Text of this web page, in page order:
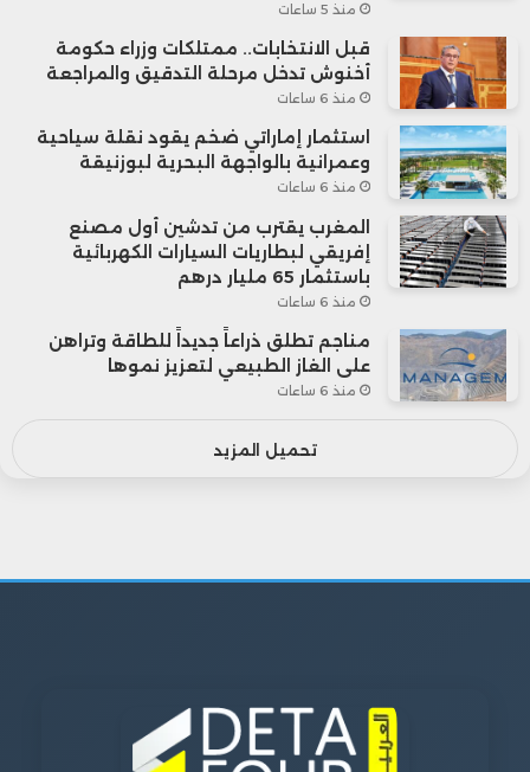
منذ 5 ساعات
قبل الانتخابات.. ممتلكات وزراء حكومة
أخنوش تدخل مرحلة التدقيق والمراجعة
منذ 6 ساعات
استثمار إماراتي ضخم يقود نقلة سياحية
وعمرانية بالواجهة البحرية لبوزنيقة
منذ 6 ساعات
المغرب يقترب من تدشين أول مصنع
إفريقي لبطاريات السيارات الكهربائية
باستثمار 65 مليار درهم
منذ 6 ساعات
مناجم تطلق ذراعاً جديداً للطاقة وتراهن
على الغاز الطبيعي لتعزيز نموها
منذ 6 ساعات
تحميل المزيد